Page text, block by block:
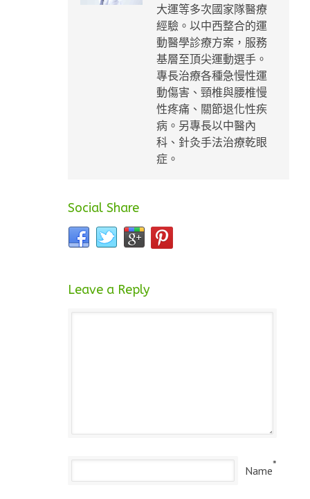
大運等多次國家隊醫療
經驗。以中西整合的運
動醫學診療方案，服務
基層至頂尖運動選手。
專長治療各種急慢性運
動傷害、頸椎與腰椎慢
性疼痛、關節退化性疾
病。另專長以中醫內
科、針灸手法治療乾眼
症。
Social Share
Leave a Reply
Name*